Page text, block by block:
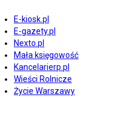
E-kiosk.pl
E-gazety.pl
Nexto.pl
Mała księgowość
Kancelarierp.pl
Wieści Rolnicze
Życie Warszawy